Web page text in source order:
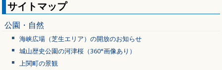
サイトマップ
公園・自然
海峡広場（芝生エリア）の開放のお知らせ
城山歴史公園の河津桜（360°画像あり）
上関町の景観